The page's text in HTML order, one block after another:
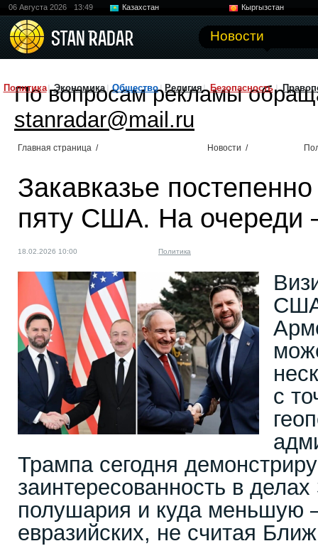
06 Августа 2026 13:49 Казахстан
Кыргызстан
Новости
Политика Экономика Общество Религия Безопасность
По вопросам рекламы
stanradar@mail.ru
Главная страница / Новости /
Закавказье
пяту США. На очереди
18.02.2026 10:00 Политика
с
Трампа сегодня
заинтересованность в
полушария и куда меньшую
евразийских, не считая